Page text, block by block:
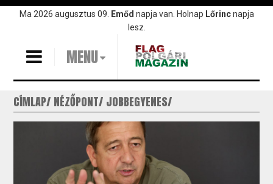
UgrásMa 2026 augusztus 09. Emőd napja van. Holnap Lőrincnapja
lesz.
MENU
CÍMLAP NÉZŐPONT JOBBEGYENES